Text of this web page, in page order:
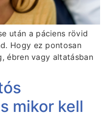
után a páciens rövid
Hogy ez pontosan
ébren vagy altatásban
mikor kell